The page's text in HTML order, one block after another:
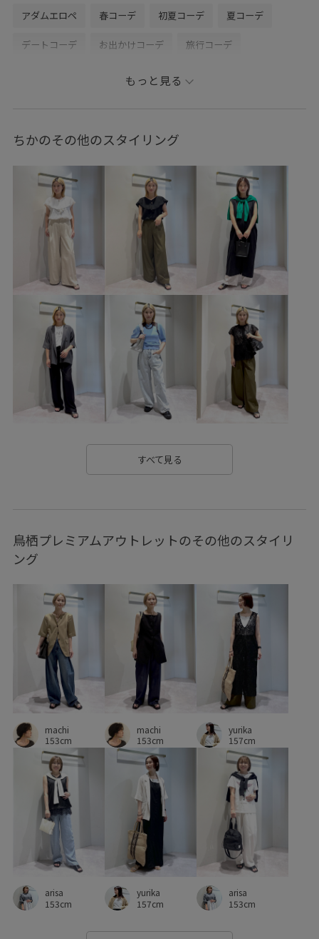
アダムエロペ 春コーデ 初夏コーデ 夏コーデ
デートコーデ お出かけコーデ 旅行コーデ
女子会コーデ モード
カジュアルコーデ シンプルコーデ
混合 トップス キャミソール ジャケット/アウター
その他アウター パンツ シューズ サンダル
GUA35270 GUS26050 GUV16010
2025サンダル_pickup GU_10% GU_sandal
GU_SUMMERGOODS きちんと感 きれいめ
きれいめカジュアル こなれ感 アクセサリー
カジュアル サテン
シンプル ジャケット スッキリ
スッキリ見え デザイン性 トレンド ナチュラル
ラップデザイン リラックス感
伸縮性 体型カバー 光沢感 女性らしさ 幅広
後ろがゴム
自宅で洗える 通気性
もっと見る
ちかのその他のスタイリング
すべて見る
鳥栖プレミアムアウトレットのその他のスタイリ
ング
machi
153cm
machi
153cm
yurika
157cm
arisa
153cm
yurika
157cm
arisa
153cm